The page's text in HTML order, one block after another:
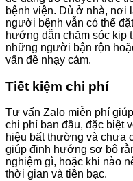
bệnh viện. Dù ở nhà, nơi
người bệnh vẫn có thể
hướng dẫn chăm sóc kịp
những người bận rộn
vấn đề nhạy cảm.
Tiết kiệm chi phí
Tư vấn Zalo miễn phí
chi phí ban đầu, đặc biệt
hiệu bất thường và chưa
giúp định hướng sơ bộ
nghiệm gì, hoặc khi nào
thời gian và tiền bạc.